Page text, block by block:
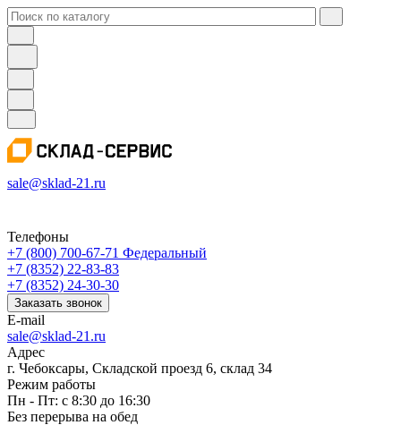
sale@sklad-21.ru
Телефоны
+7 (800) 700-67-71 Федеральный
+7 (8352) 22-83-83
+7 (8352) 24-30-30
Заказать звонок
E-mail
sale@sklad-21.ru
Адрес
г. Чебоксары, Складской проезд 6, склад 34
Режим работы
Пн - Пт: с 8:30 до 16:30
Без перерыва на обед